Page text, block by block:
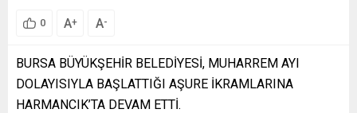
0 A+ A-
BURSA BÜYÜKŞEHİR BELEDİYESİ, MUHARREM AYI
DOLAYISIYLA BAŞLATTIĞI AŞURE İKRAMLARINA
HARMANCIK’TA DEVAM ETTİ.